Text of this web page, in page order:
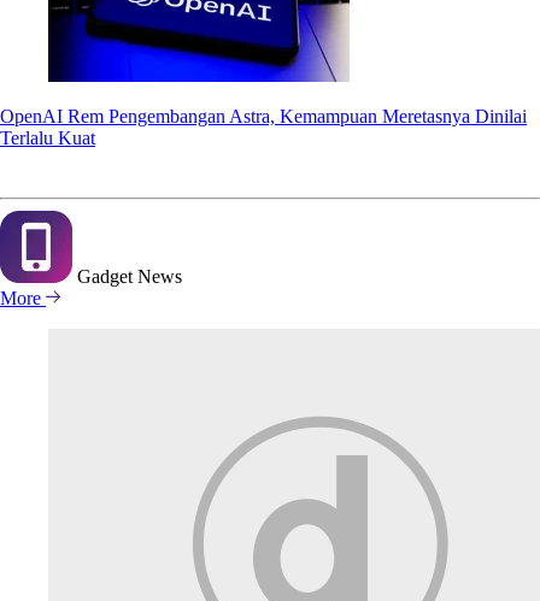
OpenAI Rem Pengembangan Astra, Kemampuan Meretasnya Dinilai
Terlalu Kuat
GadgetNews
More